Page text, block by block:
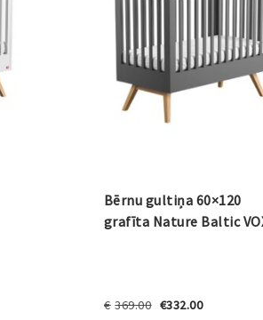
Bērnu gultiņa 60×120
grafīta Nature Baltic
€ 369.00 Original
€332.00Current